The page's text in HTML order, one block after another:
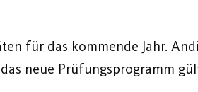
für das kommende Jahr.
neue Prüfungsprogramm